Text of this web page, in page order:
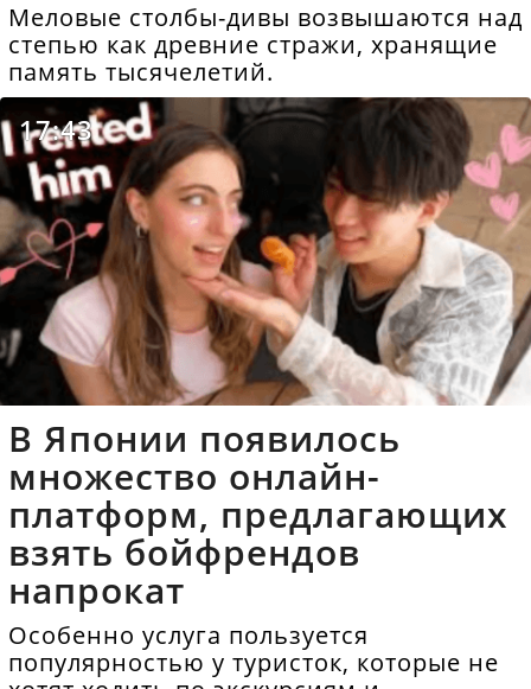
Меловые столбы-дивы возвышаются над
степью как древние стражи, хранящие
память тысячелетий.
17:43
В Японии появилось
множество онлайн-
платформ, предлагающих
взять бойфрендов
напрокат
Особенно услуга пользуется
популярностью у туристок, которые не